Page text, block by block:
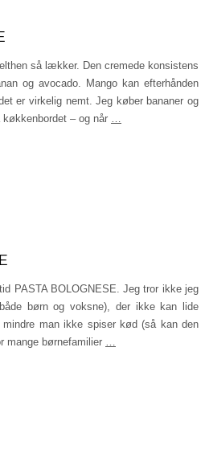
så lækker. Den cremede konsistens
og avocado. Mango kan efterhånden
er virkelig nemt. Jeg køber bananer og
– og når …
PASTA BOLOGNESE. Jeg tror ikke jeg
børn og voksne), der ikke kan lide
man ikke spiser kød (så kan den
mange børnefamilier …